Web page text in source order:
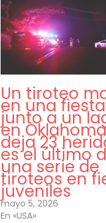
Un tiroteo
en una fiesta
junto a un
en
deja 23
es el último
una serie de
tiroteos en
juveniles
mayo 5, 2026
En «USA»